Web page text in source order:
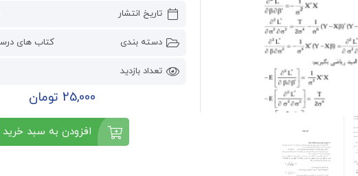
تاریخ انتشار
دسته بندی کتاب های
تعداد بازدید
25,000 تومان
افزودن به سبد خرید